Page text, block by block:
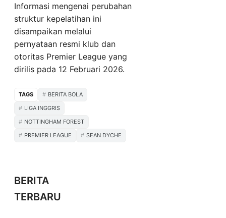
Informasi mengenai perubahan
struktur kepelatihan ini
disampaikan melalui
pernyataan resmi klub dan
otoritas Premier League yang
dirilis pada 12 Februari 2026.
TAGS
BERITA BOLA
LIGA INGGRIS
NOTTINGHAM FOREST
PREMIER LEAGUE
SEAN DYCHE
BERITA
TERBARU